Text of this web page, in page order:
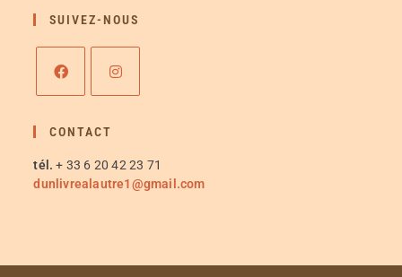
SUIVEZ-NOUS
CONTACT
tél. + 33 6 20 42 23 71
dunlivrealautre1@gmail.com